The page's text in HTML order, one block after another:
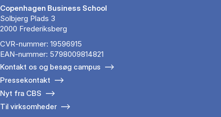
Copenhagen Business School
Solbjerg Plads 3
2000 Frederiksberg
CVR-nummer: 19596915
EAN-nummer: 5798009814821
Kontakt os og besøg campus
Pressekontakt
Nyt fra CBS
Til virksomheder